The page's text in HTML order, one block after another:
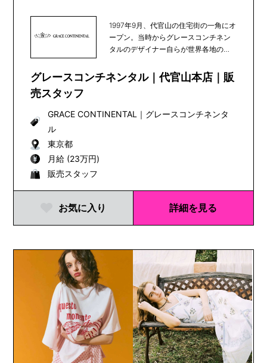
1997年9月、代官山の住宅街の一角にオ
ープン。当時からグレースコンチネン
タルのデザイナー自らが世界各地の素
グレースコンチネンタル｜代官山本店｜販
売スタッフ
GRACE CONTINENTAL ｜ グレースコンチネンタ
ル
東京都
月給 (23万円)
販売スタッフ
お気に入り 詳細を見る